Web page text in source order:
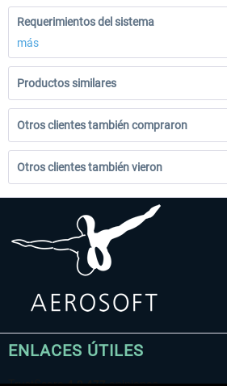
Requerimientos del sistema
más
Productos similares
Otros clientes también compraron
Otros clientes también vieron
ENLACES ÚTILES